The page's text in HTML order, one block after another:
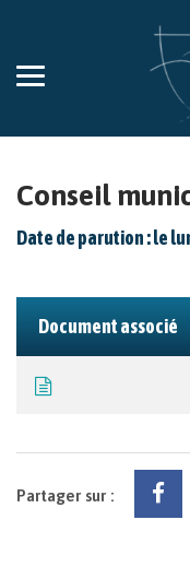
Aller
la
Conseil
Date de parution : le
Document associé
Partager sur :